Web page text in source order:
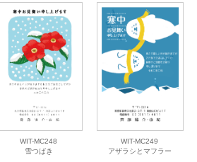
WIT-MC245
梅に鳥小屋
この見本で申し込む
WIT-MC246
雪だるまくん
この見本で申し込む